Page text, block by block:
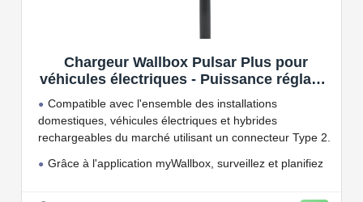
Chargeur Wallbox Pulsar Plus pour
véhicules électriques - Puissance réglable
jusqu'à 7.4 KW, câble de Charge Type 2,
Wi-FI et Bluetooth, OCPP
Compatible avec l'ensemble des installations
domestiques, véhicules électriques et hybrides
rechargeables du marché utilisant un connecteur Type 2.
Grâce à l'application myWallbox, surveillez et planifiez